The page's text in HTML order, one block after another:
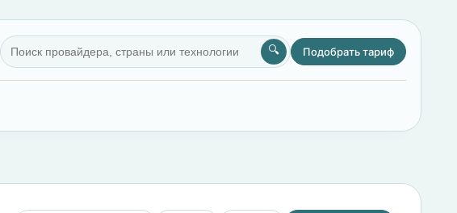
🔍 Подобрать тариф